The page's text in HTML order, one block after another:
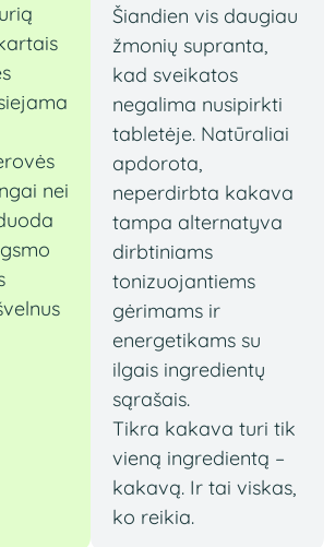
nei
Šiandien vis daugiau
žmonių supranta,
kad sveikatos
negalima nusipirkti
tabletėje. Natūraliai
apdorota,
neperdirbta kakava
tampa alternatyva
dirbtiniams
tonizuojantiems
gėrimams ir
energetikams su
ilgais ingredientų
sąrašais.
Tikra kakava turi tik
vieną ingredientą –
kakavą. Ir tai viskas,
ko reikia.